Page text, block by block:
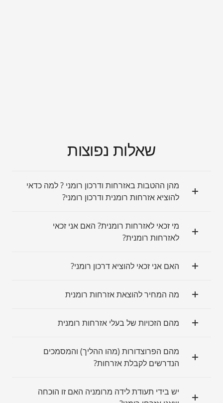
שאלות נפוצות​
מהן ההטבות באזרחות ודרכון רומני ? למה כדאי
להוציא אזרחות רומנית ודרכון רומני?
מי זכאי לאזרחות רומנית? האם אני זכאי
לאזרחות רומנית?
האם אני זכאי להוציא דרכון רומני?
מה המחיר להוצאת אזרחות רומנית
מהם הזכויות של בעלי אזרחות רומנית
מהם הפרוצדורות (מהו ההליך) והמסמכים
הנדרשים לקבלת אזרחות?
יש בידי תעודת לידה מרומניה האם זו הוכחה